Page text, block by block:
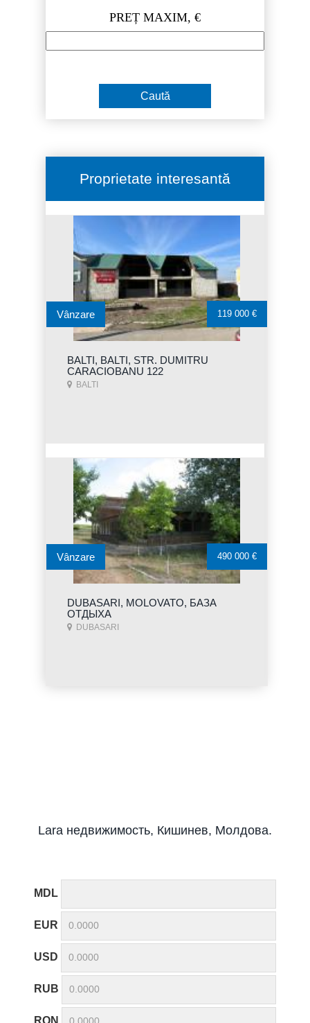
PREȚ MAXIM, €
Proprietate interesantă
BALTI, BALTI, STR. DUMITRU
CARACIOBANU 122
BALTI
Vânzare 119 000 €
DUBASARI, MOLOVATO, БАЗА
ОТДЫХА
DUBASARI
Vânzare 490 000 €
Lara недвижимость, Кишинев, Молдова.
MDL
EUR
USD
RUB
RON